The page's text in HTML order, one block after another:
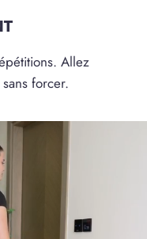
Allez
forcer.